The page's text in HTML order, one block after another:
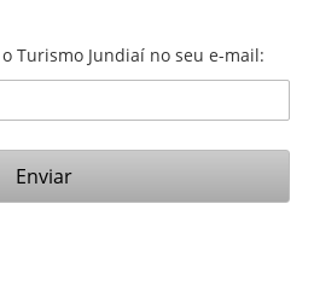
Turismo Jundiaí no seu e-mail: